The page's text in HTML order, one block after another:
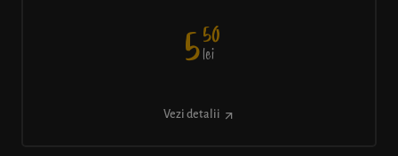
550
lei
Vezi detalii